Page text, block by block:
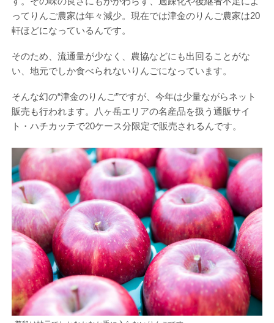
ってりんご農家は年々減少。現在では津金のりんご農家は20
軒ほどになっているんです。
そのため、流通量が少なく、農協などにも出回ることがな
い、地元でしか食べられないりんごになっています。
そんな幻の“津金のりんご”ですが、今年は少量ながらネット
販売も行われます。八ヶ岳エリアの名産品を扱う通販サイ
ト・ハチカッテで20ケース分限定で販売されるんです。